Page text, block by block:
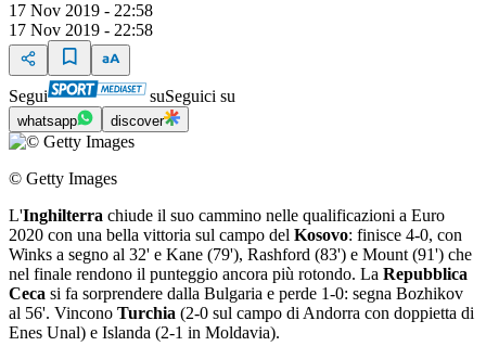
17 Nov 2019 - 22:58
17 Nov 2019 - 22:58
Segui suSeguici su
whatsapp discover
© Getty Images
L'Inghilterra chiude il suo cammino nelle qualificazioni a Euro
2020 con una bella vittoria sul campo del Kosovo: finisce 4-0, con
Winks a segno al 32' e Kane (79'), Rashford (83') e Mount (91') che
nel finale rendono il punteggio ancora più rotondo. La Repubblica
Ceca si fa sorprendere dalla Bulgaria e perde 1-0: segna Bozhikov
al 56'. Vincono Turchia (2-0 sul campo di Andorra con doppietta di
Enes Unal) e Islanda (2-1 in Moldavia).